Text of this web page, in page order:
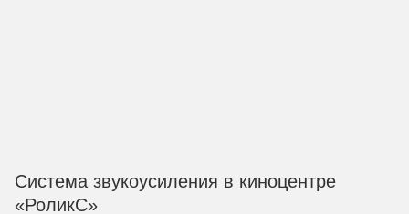
Система звукоусиления в киноцентре
«РоликС»